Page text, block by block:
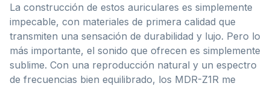
La construcción de estos auriculares es simplemente
impecable, con materiales de primera calidad que
transmiten una sensación de durabilidad y lujo. Pero lo
más importante, el sonido que ofrecen es simplemente
sublime. Con una reproducción natural y un espectro
de frecuencias bien equilibrado, los MDR-Z1R me